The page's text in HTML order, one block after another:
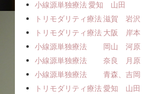
小線源単独療法ㅤㅤ 愛知 山田
トリモダリティ療法 滋賀 岩沢
トリモダリティ療法 大阪 岸本
小線源単独療法 岡山 河原
小線源単独療法 奈良 月原
小線源単独療法 青森、吉岡
トリモダリティ療法 愛知 山田